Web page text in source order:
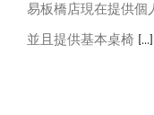
易板橋店現在提供個
並且提供基本桌椅 [...]